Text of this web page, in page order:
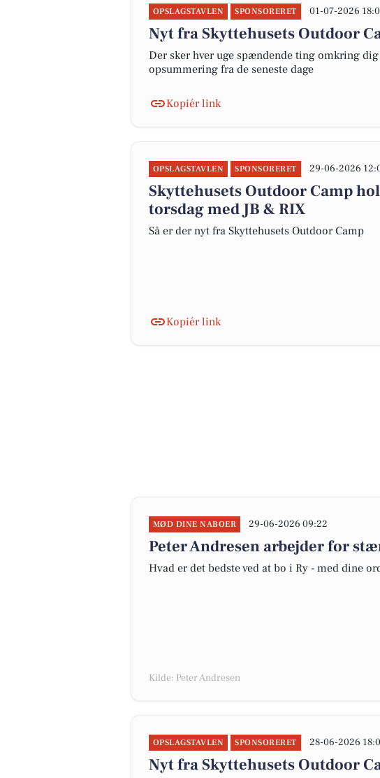
OPSLAGSTAVLEN SPONSORERET 01-07-2026
Nyt fra Skyttehusets Outdoor
Der sker hver uge spændende ting omkring
opsummering fra de seneste dage
Kopiér link
OPSLAGSTAVLEN SPONSORERET 29-06-2026
Skyttehusets Outdoor Camp
torsdag med JB & RIX
Så er der nyt fra Skyttehusets Outdoor Camp
Kopiér link
MØD DINE NABOER 29-06-2026 09:22
Peter Andresen arbejder for
Hvad er det bedste ved at bo i Ry - med dine
Kilde: Peter Andresen
OPSLAGSTAVLEN SPONSORERET 28-06-2026
Nyt fra Skyttehusets Outdoor